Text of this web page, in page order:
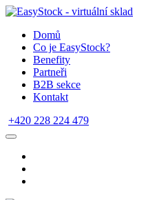
Domů
Co je EasyStock?
Benefity
Partneři
B2B sekce
Kontakt
+420 228 224 479